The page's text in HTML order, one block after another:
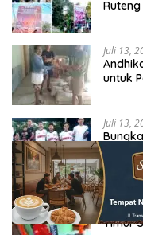
Juli 13,
untuk
Juli 13,
Segel
Agustus
Bantu
Timur